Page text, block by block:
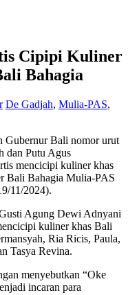
Cipipi Kuliner
Bahagia
De Gadjah, Mulia-PAS,
Gubernur Bali nomor urut
dan Putu Agus
mencicipi kuliner khas
Bali Bahagia Mulia-PAS
11/2024).
Agung Dewi Adnyani
kuliner khas Bali
Ria Ricis, Paula,
Tasya Revina.
menyebutkan “Oke
incaran para